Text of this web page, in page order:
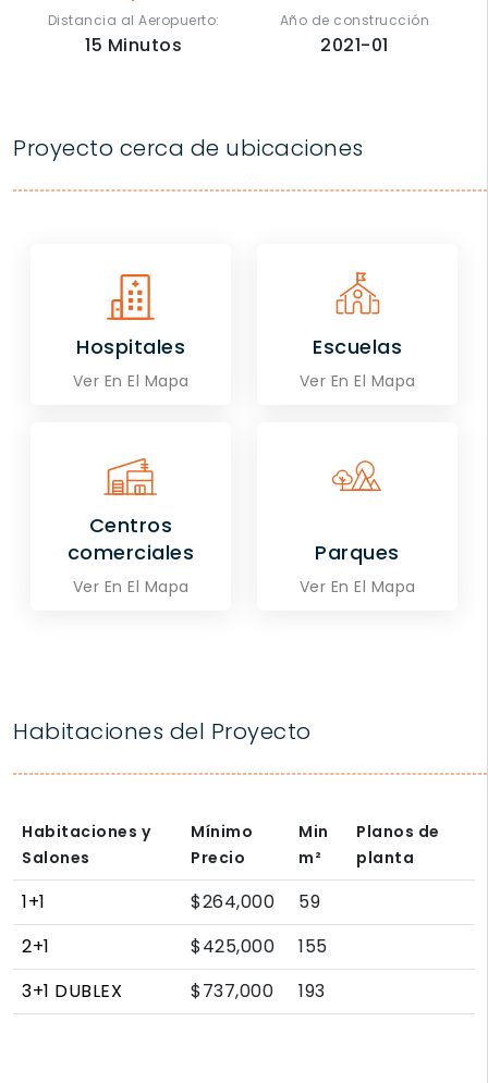
Distancia al Aeropuerto:
15 Minutos
Año de construcción
2021-01
Proyecto cerca de ubicaciones
Hospitales
Ver En El Mapa
Escuelas
Ver En El Mapa
Centros
comerciales
Ver En El Mapa
Parques
Ver En El Mapa
Habitaciones del Proyecto
Habitaciones y
Salones
Mínimo
Precio
Min
m²
Planos de
planta
1+1 $264,000
59
2+1
$425,000
155
3+1 DUBLEX
$737,000 193